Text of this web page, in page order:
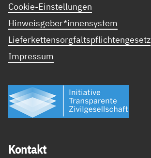
Cookie-Einstellungen
Hinweisgeber*innensystem
Lieferkettensorgfaltspflichtengesetz
Impressum
Kon­takt